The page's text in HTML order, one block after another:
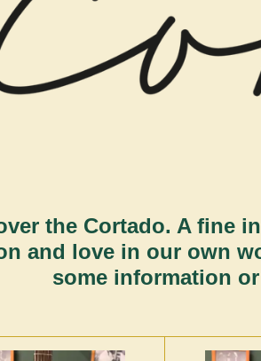
the Cortado. A fine
and love in our own
some information